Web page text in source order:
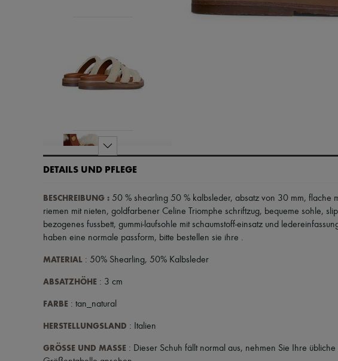
DETAILS UND PFLEGE
BESCHREIBUNG : 50 % shearling 50 % kalbsleder, absatz von 30 mm, flache
riemen mit nieten, goldfarbener Celine Triomphe schriftzug, bequeme sohle,
bezogenes fussbett, gummi-laufsohle mit schaumstoff-einsatz und
haben eine normale passform, bitte bestellen sie ihre .
MATERIAL : 50% Shearling, 50% Kalbsleder
ABSATZHÖHE : 3 cm
FARBE : tan_natural
HERSTELLUNGSLAND : Italien
GRÖSSE UND MASSE : Dieser Schuh fällt normal aus, nehmen Sie Ihre